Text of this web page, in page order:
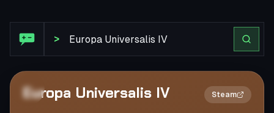
>
2×
Europa Universalis IV Steam